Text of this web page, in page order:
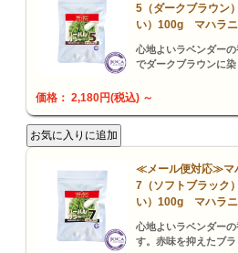
5（ダークブラウン
い）100g マハラニ
心地よいラベンダー
でダークブラウンに染
価格： 2,180円(税込) ～
≪メール便対応≫マ
7（ソフトブラック
い）100g マハラニ
心地よいラベンダー
す。赤味を抑えたブラ